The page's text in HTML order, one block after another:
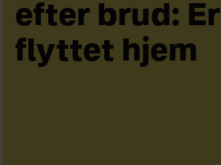
efter brud: Er
flyttet hjem